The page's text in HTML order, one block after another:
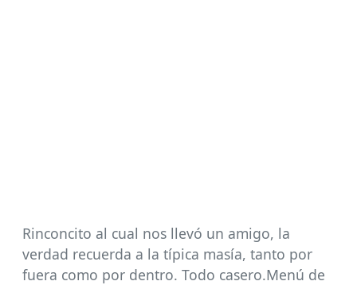
Rinconcito al cual nos llevó un amigo, la
verdad recuerda a la típica masía, tanto por
fuera como por dentro. Todo casero.Menú de